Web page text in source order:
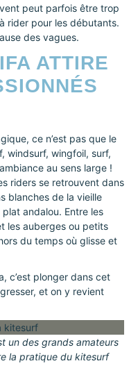
peut parfois être trop
rider pour les débutants.
des vagues.
ATTIRE
ce n’est pas que le
windsurf, wingfoil, surf,
au sens large !
riders se retrouvent dans
blanches de la vieille
plat andalou. Entre les
les auberges ou petits
du temps où glisse et
c’est plonger dans cet
et on y revient
un des grands amateurs
la pratique du kitesurf